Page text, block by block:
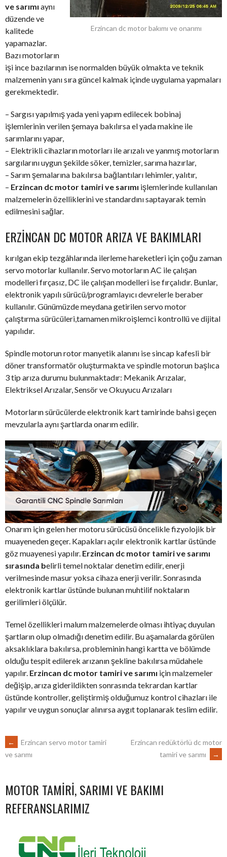
Erzincan dc motor bakımı ve onarımı
ve sarımı aynı
düzende ve
kalitede
yapamazlar.
Bazı motorların
işi ince bazılarının ise normalden büyük olmakta ve teknik
malzemenin yanı sıra güncel kalmak içinde uygulama yapmaları
gerekmektedir.
– Sargısı yapılmış yada yeni yapım edilecek bobinaj
işlemlerinin verilen şemaya bakılırsa el yada makine ile
sarımlarını yapar,
– Elektrikli cihazların motorları ile arızalı ve yanmış motorların
sargılarını uygun şekilde söker, temizler, sarıma hazırlar,
– Sarım şemalarına bakılırsa bağlantıları lehimler, yalıtır,
– Erzincan dc motor tamiri ve sarımı işlemlerinde kullanılan
malzemelerin özelliklerini ve standardını saptayarak temin
edilmesini sağlar.
ERZINCAN DC MOTOR ARIZA VE BAKIMLARI
kırılgan ekip tezgâhlarında ilerleme hareketleri için çoğu zaman
servo motorlar kullanılır. Servo motorların AC ile çalışan
modelleri fırçasız, DC ile çalışan modelleri ise fırçalıdır. Bunlar,
elektronik yapılı sürücü/programlayıcı devrelerle beraber
kullanılır. Günümüzde meydana getirilen servo motor
çalıştırma sürücüleri,tamamen mikroişlemci kontrollü ve dijital
yapılıdır.
Spindle motorun rotor manyetik alanını ise sincap kafesli bir
döner transformatör oluşturmakta ve spindle motorun başlıca
3 tip arıza durumu bulunmaktadır: Mekanik Arızalar,
Elektriksel Arızalar, Sensör ve Okuyucu Arızaları
Motorların sürücülerde elektronik kart tamirinde bahsi geçen
mevzularla aynı şartlarda onarım edilir.
Onarım için gelen her motoru sürücüsü öncelikle fizyolojik bir
muayeneden geçer. Kapakları açılır elektronik kartlar üstünde
göz muayenesi yapılır. Erzincan dc motor tamiri ve sarımı
sırasında belirli temel noktalar denetim edilir, enerji
verilmesinde masur yoksa cihaza enerji verilir. Sonrasında
elektronik kartlar üstünde bulunan muhtilif noktaların
gerilimleri ölçülür.
Temel özellikleri malum malzemelerde olması ihtiyaç duyulan
şartların olup olmadığı denetim edilir. Bu aşamalarda görülen
aksaklıklara bakılırsa, probleminin hangi kartta ve bölümde
olduğu tespit edilerek arızanın şekline bakılırsa müdahele
yapılır. Erzincan dc motor tamiri ve sarımı için malzemeler
değişip, arıza giderildikten sonrasında tekrardan kartlar
üstünde kontroller, geliştirmiş olduğumuz kontrol cihazları ile
yapılır ve uygun sonuçlar alınırsa aygıt toplanarak teslim edilir.
POST
NAVIGATION
←
Erzincan servo motor tamiri
ve sarımı
Erzincan redüktörlü dc motor
tamiri ve sarımı
→
MOTOR TAMIRI, SARIMI VE BAKIMI
REFERANSLARIMIZ